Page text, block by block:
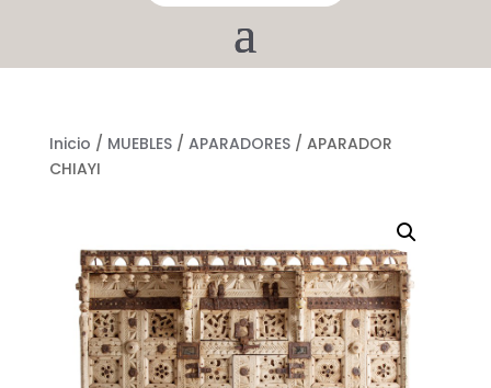
Inicio / MUEBLES/ APARADORES/ APARADOR
CHIAYI